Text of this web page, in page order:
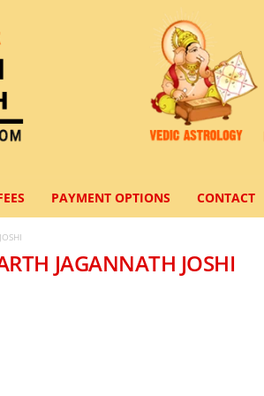
PAYMENT OPTIONS CONTACT
JAGANNATH JOSHI